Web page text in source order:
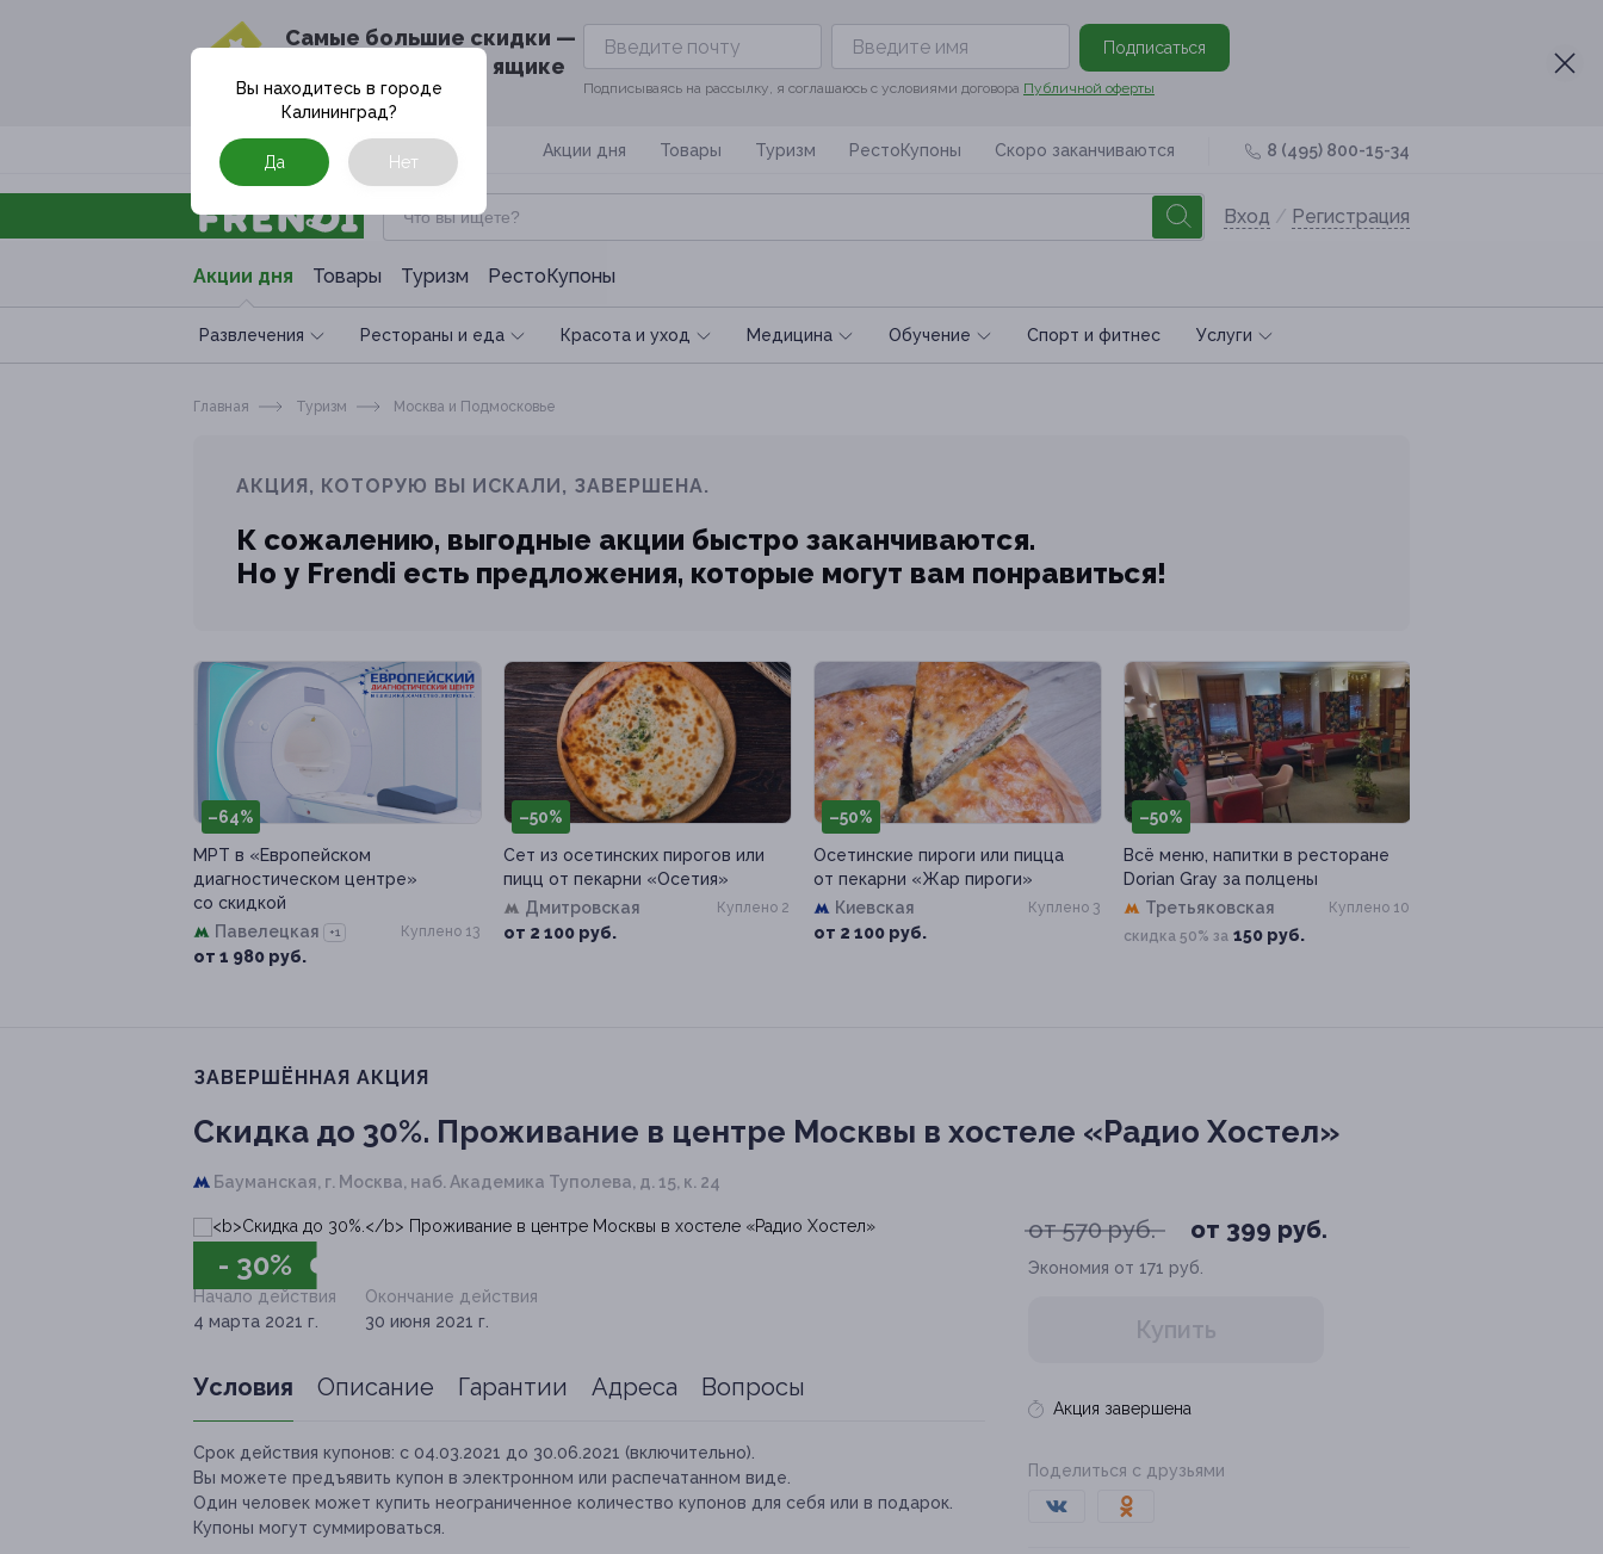
Cамые большие скидки —
в твоём почтовом ящике
Подписаться
Подписываясь на рассылку, я соглашаюсь с условиями договора Публичной оферты
Москва Акции дня Товары Туризм РестоКупоны Скоро заканчиваются 8 (495) 800-15-34
Вход / Регистрация
Акции дня Товары Туризм РестоКупоны
Развлечения Рестораны и еда Красота и уход Медицина Обучение Спoрт и фитнес Услуги
Вы находитесь в городе
Калининград?
Да Нет
Главная Туризм Москва и Подмосковье
АКЦИЯ, КОТОРУЮ ВЫ ИСКАЛИ, ЗАВЕРШЕНА.
К сожалению, выгодные акции быстро заканчиваются.
Но у Frendi есть предложения, которые могут вам понравиться!
–64%
МРТ в «Европейском
диагностическом центре»
со скидкой
Павелецкая
+1
от 1 980 руб.
Куплено 13
–50%
Сет из осетинских пирогов или
пицц от пекарни «Осетия»
Дмитровская
от 2 100 руб.
Куплено 2
–50%
Осетинские пироги или пицца
от пекарни «Жар пироги»
Киевская
от 2 100 руб.
Куплено 3
–50%
Всё меню, напитки в ресторане
Dorian Gray за полцены
Третьяковская
скидка 50% за 150 руб.
Куплено 10
ЗАВЕРШЁННАЯ АКЦИЯ
Скидка до 30%. Проживание в центре Москвы в хостеле «Радио Хостел»
Бауманская, г. Москва, наб. Академика Туполева, д. 15, к. 24
- 30%
от 570 руб. от 399 руб.
Экономия от 171 руб.
Купить
Акция завершена
Поделиться с друзьями
Начало действия
4 марта 2021 г.
Окончание действия
30 июня 2021 г.
Условия Описание Гарантии Адреса Вопросы
Срок действия купонов: с 04.03.2021 до 30.06.2021 (включительно).
Вы можете предъявить купон в электронном или распечатанном виде.
Один человек может купить неограниченное количество купонов для себя или в подарок.
Купоны могут суммироваться.